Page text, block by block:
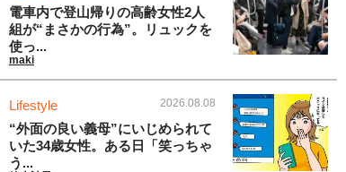
電車内で登山帰りの高齢女性2人
組が“まさかの行為”。リュックを
使っ...
maki
Lifestyle 2026.08.08
“外面の良い義母”にいじめられて
いた34歳女性。ある日「笑っちゃ
う...